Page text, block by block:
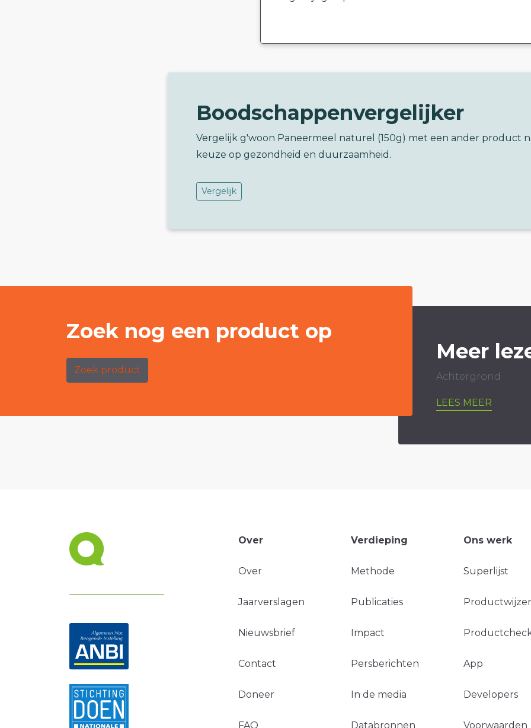
Boodschappenvergelijker
Vergelijk g'woon Paneermeel naturel (150g) met een ander product
keuze op gezondheid en duurzaamheid.
Vergelijk
Zoek nog een product op
Zoek product
Meer
Achtergrond
LEES MEER
Over
Over
Jaarverslagen
Nieuwsbrief
Contact
Doneer
FAQ
Verdieping
Methode
Publicaties
Impact
Persberichten
In de media
Databronnen
Ons werk
Superlijst
App
Developers
Voorwaarden